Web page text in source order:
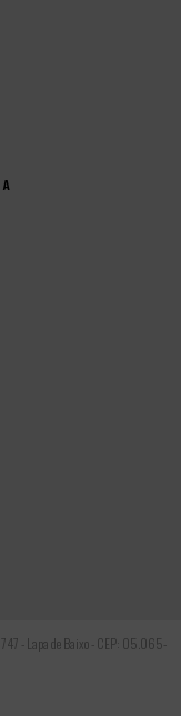
- Lapa de Baixo - CEP: 05.065-